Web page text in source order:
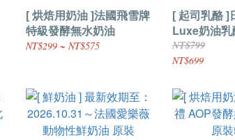
[ 烘焙用奶油 ]法國飛雪牌
特級發酵無水奶油
NT$299 ~ NT$575
[ 起司乳酪 ]
Luxe奶油
NT$799
NT$699